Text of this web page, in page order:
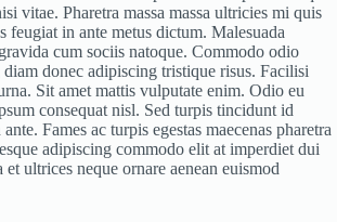
vitae. Pharetra massa massa ultricies mi quis
feugiat in ante metus dictum. Malesuada
cum sociis natoque. Commodo odio
diam donec adipiscing tristique risus. Facilisi
Sit amet mattis vulputate enim. Odio eu
consequat nisl. Sed turpis tincidunt id
Fames ac turpis egestas maecenas pharetra
adipiscing commodo elit at imperdiet dui
et ultrices neque ornare aenean euismod